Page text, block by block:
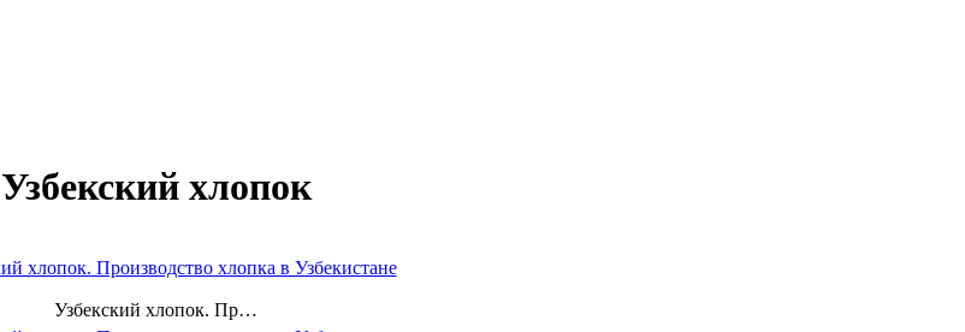
Узбекский хлопок
Узбекский хлопок. Производство хлопка в Узбекистане